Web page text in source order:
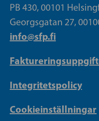
PB 430, 00101
Georgsgatan 27,
info@sfp.fi
Integritetspolicy
Cookieinställningar